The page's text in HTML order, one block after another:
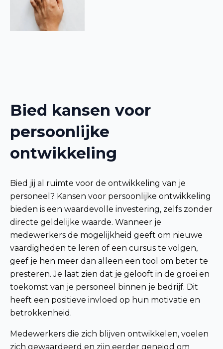
Bied kansen voor
persoonlijke
ontwikkeling
Bied jij al ruimte voor de ontwikkeling van je
personeel? Kansen voor persoonlijke ontwikkeling
bieden is een waardevolle investering, zelfs zonder
directe geldelijke waarde. Wanneer je
medewerkers de mogelijkheid geeft om nieuwe
vaardigheden te leren of een cursus te volgen,
geef je hen meer dan alleen een tool om beter te
presteren. Je laat zien dat je gelooft in de groei en
toekomst van je personeel binnen je bedrijf. Dit
heeft een positieve invloed op hun motivatie en
betrokkenheid.
Medewerkers die zich blijven ontwikkelen, voelen
zich gewaardeerd en zijn eerder geneigd om